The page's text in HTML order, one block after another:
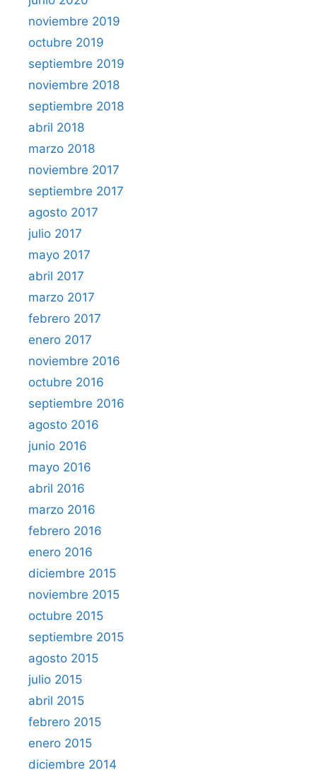
noviembre 2019
octubre 2019
septiembre 2019
noviembre 2018
septiembre 2018
abril 2018
marzo 2018
noviembre 2017
septiembre 2017
agosto 2017
julio 2017
mayo 2017
abril 2017
marzo 2017
febrero 2017
enero 2017
noviembre 2016
octubre 2016
septiembre 2016
agosto 2016
junio 2016
mayo 2016
abril 2016
marzo 2016
febrero 2016
enero 2016
diciembre 2015
noviembre 2015
octubre 2015
septiembre 2015
agosto 2015
julio 2015
abril 2015
febrero 2015
enero 2015
diciembre 2014